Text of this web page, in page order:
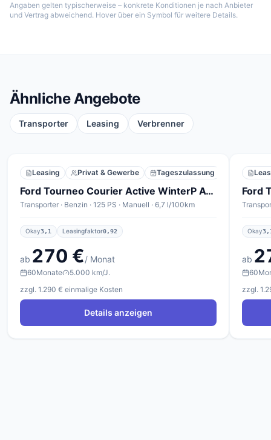
Angaben gelten typischerweise – konkrete Konditionen je nach Anbieter
und Vertrag abweichend. Hover über ein Symbol für weitere Details.
Ähnliche Angebote
Transporter Leasing Verbrenner
Leasing Privat & Gewerbe Tageszulassung
Ford Tourneo Courier Active WinterP ACC Nav Kam TotW
Transporter · Benzin · 125 PS · Manuell · 6,7 l/100km
Okay3,1 Leasingfaktor0,92
ab 270 €/ Monat
60Monate
5.000 km/J.
zzgl. 1.290 € einmalige Kosten
Details anzeigen
Okay
ab
60
zzgl.